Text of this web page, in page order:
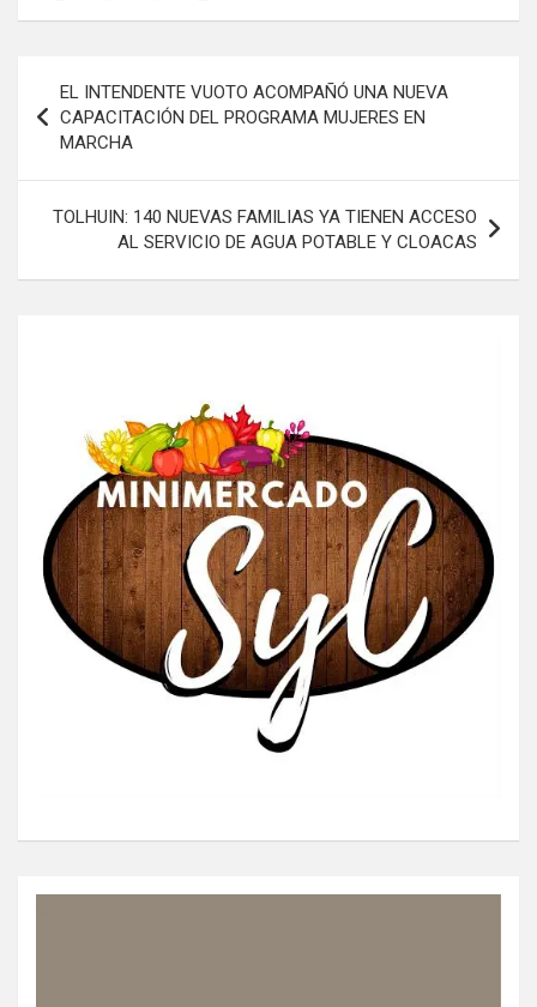
de
entradas
EL INTENDENTE VUOTO ACOMPAÑÓ UNA NUEVA
CAPACITACIÓN DEL PROGRAMA MUJERES EN
MARCHA
TOLHUIN: 140 NUEVAS FAMILIAS YA TIENEN ACCESO
AL SERVICIO DE AGUA POTABLE Y CLOACAS